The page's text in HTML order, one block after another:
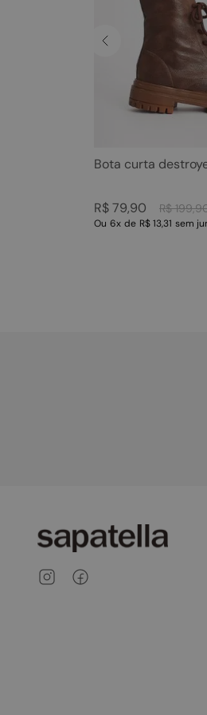
Bota curta
R$ 199,
R$79,90
Ou 6x de R$ 13,31 sem